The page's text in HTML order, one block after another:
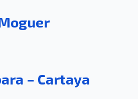
– Cartaya